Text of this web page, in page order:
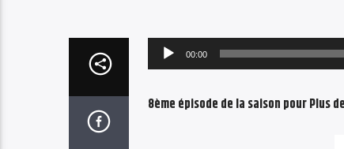
Audio
Player
00:00
8ème épisode de la saison pour Plus